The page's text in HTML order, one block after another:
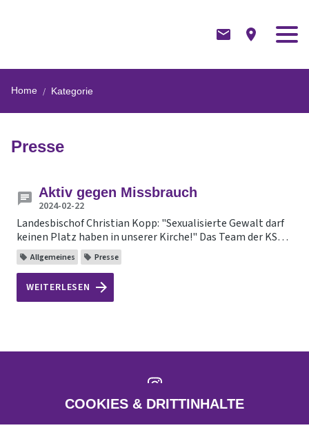
Home Kategorie
Presse
Aktiv gegen Missbrauch
2024-02-22
Landesbischof Christian Kopp: "Sexualisierte Gewalt darf
keinen Platz haben in unserer Kirche!" Das Team der KSB
erstellt derzeit ein Schutzkonzept gegen sexualisierte
Gewalt nach Vorgaben der Fachstelle der ELKB.
Allgemeines Presse
WEITERLESEN
Instagram
COOKIES & DRITTINHALTE